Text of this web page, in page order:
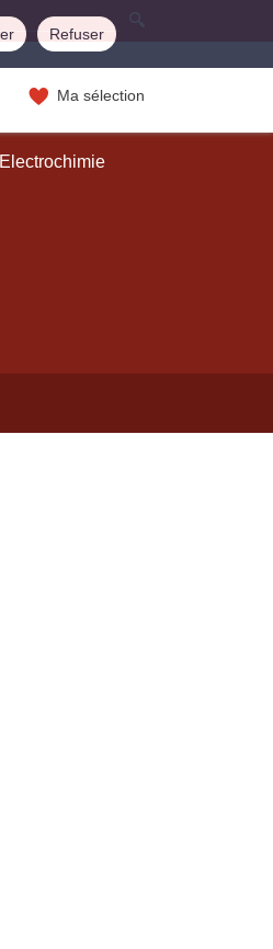
Refuser
Ma sélection
Electrochimie